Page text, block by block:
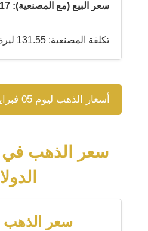
سعر البيع (مع المصنعية): 1,829.17 ليرة تركية
تكلفة المصنعية: 131.55 ليرة تركية
أسعار الذهب ليوم 05 فبراير 2026
سعر الذهب في
سعر الذهب